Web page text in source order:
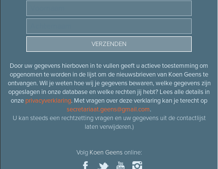
Door uw gegevens hierboven in te vullen geeft u actieve toestemming om
opgenomen te worden in de lijst om de nieuwsbrieven van Koen Geens te
ontvangen. Wil je weten hoe wij je gegevens bewaren, welke gegevens zijn
opgeslagen in onze database en welke rechten jij hebt? Lees alle details in
onze privacyverklaring. Met vragen over deze verklaring kan je terecht op
secretariaat.geens@gmail.com.
U kan steeds een rechtzetting vragen en uw gegevens uit de contactlijst
laten verwijderen.)
Volg Koen Geensonline: